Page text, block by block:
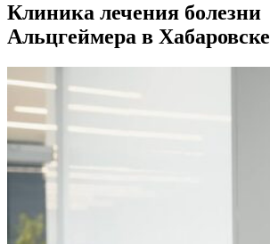
Клиника лечения болезни
Альцгеймера в Хабаровске